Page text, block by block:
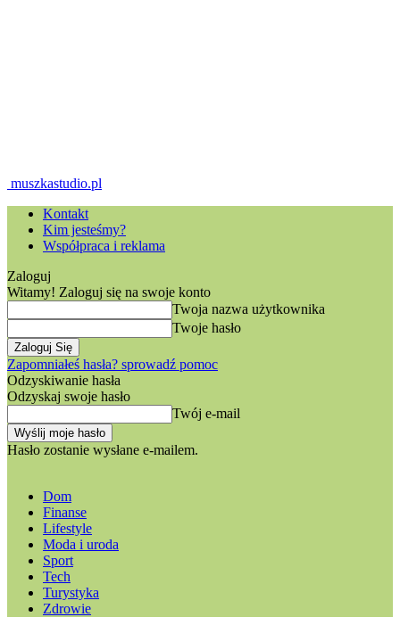
muszkastudio.pl
Kontakt
Kim jesteśmy?
Współpraca i reklama
Zaloguj
Witamy! Zaloguj się na swoje konto
Twoja nazwa użytkownika
Twoje hasło
Zapomniałeś hasła? sprowadź pomoc
Odzyskiwanie hasła
Odzyskaj swoje hasło
Twój e-mail
Hasło zostanie wysłane e-mailem.
Dom
Finanse
Lifestyle
Moda i uroda
Sport
Tech
Turystyka
Zdrowie